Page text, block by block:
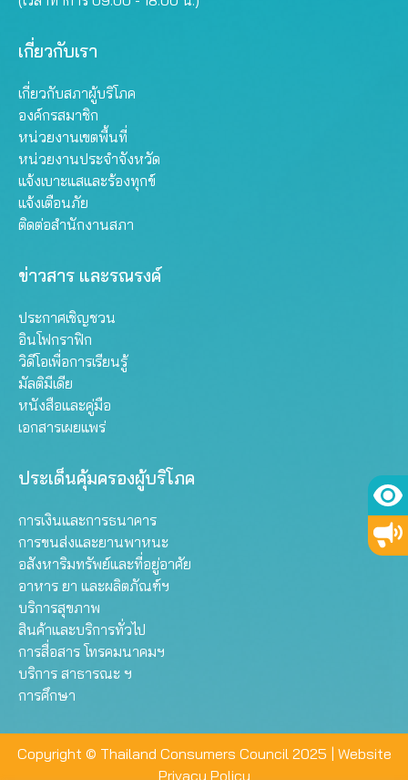
เกี่ยวกับเรา
เกี่ยวกับสภาผู้บริโภค
องค์กรสมาชิก
หน่วยงานเขตพื้นที่
หน่วยงานประจำจังหวัด
แจ้งเบาะแสและร้องทุกข์
แจ้งเตือนภัย
ติดต่อสำนักงานสภา
ข่าวสาร และรณรงค์
ประกาศเชิญชวน
อินโฟกราฟิก
วิดีโอเพื่อการเรียนรู้
มัลติมีเดีย
หนังสือและคู่มือ
เอกสารเผยแพร่
ประเด็นคุ้มครองผู้บริโภค
การเงินและการธนาคาร
การขนส่งและยานพาหนะ
อสังหาริมทรัพย์และที่อยู่อาศัย
อาหาร ยา และผลิตภัณฑ์ฯ
บริการสุขภาพ
สินค้าและบริการทั่วไป
การสื่อสาร โทรคมนาคมฯ
บริการ สาธารณะ ฯ
การศึกษา
Copyright © Thailand Consumers Council 2025 | Website
Privacy Policy